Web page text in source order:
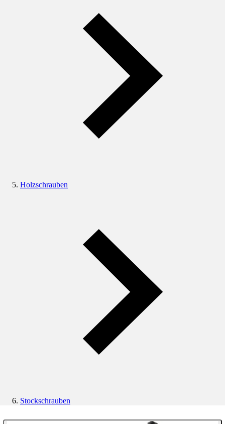
Holzschrauben
Stockschrauben